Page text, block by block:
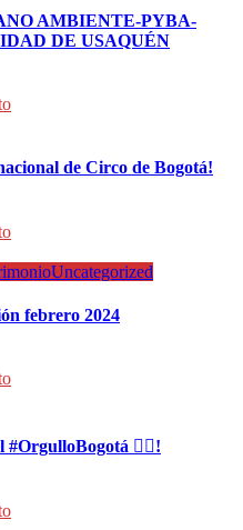
AMBIENTE-PYBA-
DE USAQUÉN
de Circo de Bogotá!
Uncategorized
febrero 2024
#OrgulloBogotá 🏳️‍🌈!